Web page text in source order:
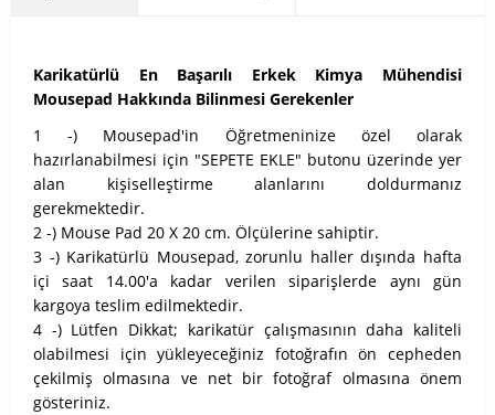
Karikatürlü En Başarılı Erkek Kimya Mühendisi
Mousepad Hakkında Bilinmesi Gerekenler
1 -) Mousepad'in Öğretmeninize özel olarak
hazırlanabilmesi için "SEPETE EKLE" butonu üzerinde yer
alan kişiselleştirme alanlarını doldurmanız
gerekmektedir.
2 -) Mouse Pad 20 X 20 cm. Ölçülerine sahiptir.
3 -) Karikatürlü Mousepad, zorunlu haller dışında hafta
içi saat 14.00'a kadar verilen siparişlerde aynı gün
kargoya teslim edilmektedir.
4 -) Lütfen Dikkat; karikatür çalışmasının daha kaliteli
olabilmesi için yükleyeceğiniz fotoğrafın ön cepheden
çekilmiş olmasına ve net bir fotoğraf olmasına önem
gösteriniz.